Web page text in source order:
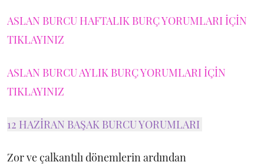
ASLAN BURCU HAFTALIK BURÇ YORUMLARI İÇİN
TIKLAYINIZ
ASLAN BURCU AYLIK BURÇ YORUMLARI İÇİN
TIKLAYINIZ
12 HAZİRAN BAŞAK BURCU YORUMLARI
Zor ve çalkantılı dönemlerin ardından